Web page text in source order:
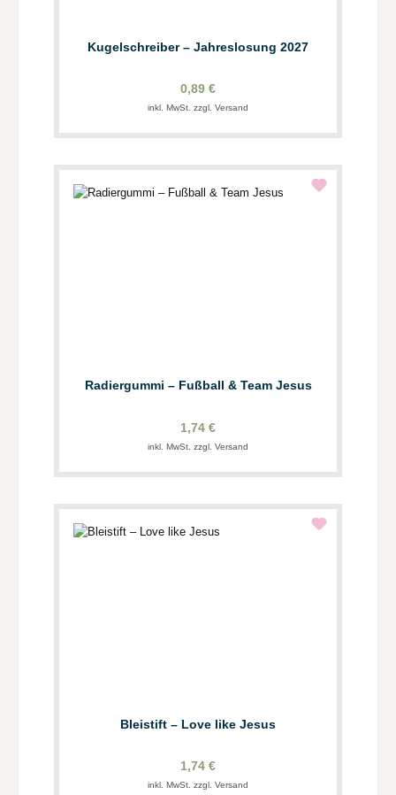
Kugelschreiber – Jahreslosung 2027
0,89 €
inkl. MwSt. zzgl. Versand
Radiergummi – Fußball & Team Jesus
1,74 €
inkl. MwSt. zzgl. Versand
Bleistift – Love like Jesus
1,74 €
inkl. MwSt. zzgl. Versand